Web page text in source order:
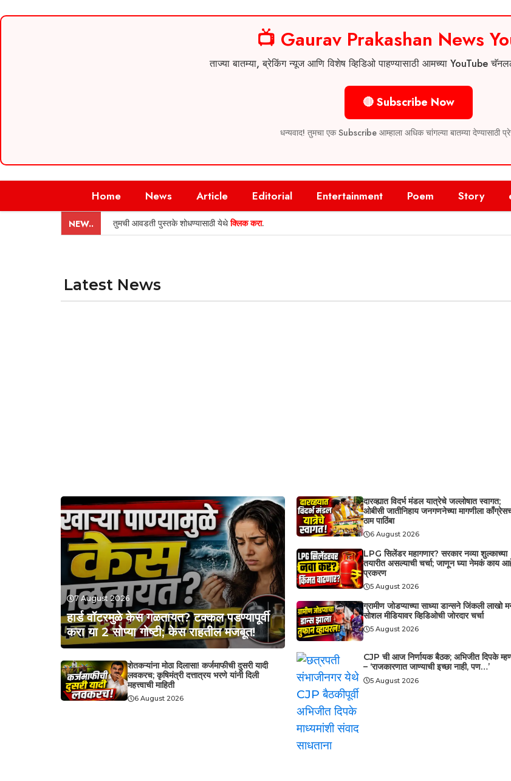
📺 Gaurav Prakashan News
ताज्या बातम्या, ब्रेकिंग न्यूज आणि विशेष व्हिडिओ पाहण्यासाठी आमच्या YouTube
🔴 Subscribe Now
धन्यवाद! तुमचा एक Subscribe आम्हाला अधिक चांगल्या बातम्या देण्यासाठी
Home News Article Editorial Entertainment Poem Story
NEW.. तुमची आवडती पुस्तके शोधण्यासाठी येथेक्लिक करा.
Latest News
7 August 2026
हार्ड वॉटरमुळे केस गळतायत? टक्कल पडण्यापूर्वी
करा या 2 सोप्या गोष्टी; केस राहतील मजबूत!
शेतकऱ्यांना मोठा दिलासा! कर्जमाफीची दुसरी यादी
लवकरच; कृषिमंत्री दत्तात्रय भरणे यांनी दिली
महत्त्वाची माहिती
6 August 2026
दारव्ह्यात विदर्भ मंडल यात्रेचे जल्लोषात स्वागत;
ओबीसी जातीनिहाय जनगणनेच्या मागणीला
ठाम पाठिंबा
6 August 2026
LPG सिलेंडर महागणार? सरकार नव्या शुल्काच्या
तयारीत असल्याची चर्चा; जाणून घ्या नेमकं काय
प्रकरण
5 August 2026
ग्रामीण जोडप्याच्या साध्या डान्सने जिंकली लाखो
सोशल मीडियावर व्हिडिओची जोरदार चर्चा
5 August 2026
CJP ची आज निर्णायक बैठक; अभिजीत दिपके
– ‘राजकारणात जाण्याची इच्छा नाही, पण…’
5 August 2026